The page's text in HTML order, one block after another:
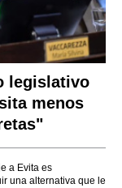
legislativo
menos
a Evita es
una alternativa que le